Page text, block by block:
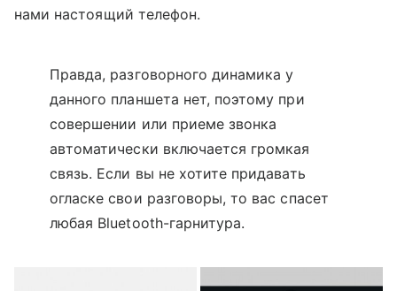
нами настоящий телефон.
Правда, разговорного динамика у
данного планшета нет, поэтому при
совершении или приеме звонка
автоматически включается громкая
связь. Если вы не хотите придавать
огласке свои разговоры, то вас спасет
любая Bluetooth-гарнитура.